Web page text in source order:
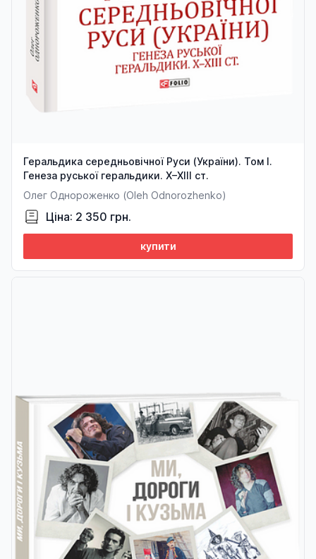
Геральдика середньовічної Руси (України). Том І.
Генеза руської геральдики. X–XIII ст.
Олег Однороженко (Oleh Odnorozhenko)
Ціна: 2 350 грн.
купити